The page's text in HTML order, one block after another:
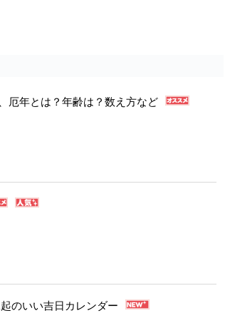
厄年とは？年齢は？数え方など
のいい吉日カレンダー